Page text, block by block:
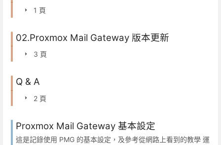
1 頁
02.Proxmox Mail Gateway 版本更新
3 頁
Q & A
2 頁
Proxmox Mail Gateway 基本設定
這是記錄使用 PMG 的基本設定，及參考從網路上看到的教學 運